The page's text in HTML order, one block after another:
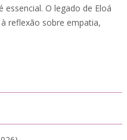
O legado de Eloá
reflexão sobre empatia,